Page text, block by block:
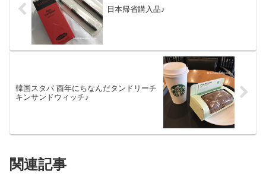
日本帰省購入品♪
韓国スタバ 酉年にちなんだタンドリーチ
キンサンドウィッチ♪
関連記事